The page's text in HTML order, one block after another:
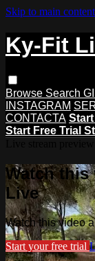
Skip to main content
Ky-Fit
Browse Search
INSTAGRAM
CONTACTA Start
Start Free Trial
Watch this
Live
Watch this video
Start your free trial